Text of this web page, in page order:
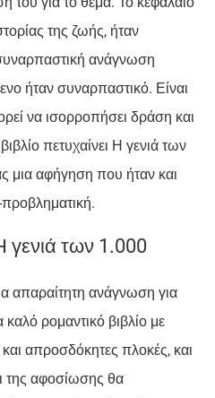
της ζωής, ήταν
ανάγνωση
ήταν συναρπαστικό. Είναι
να ισορροπήσει δράση και
πετυχαίνει Η γενιά των
μια αφήγηση που ήταν και
των 1.000
απαραίτητη ανάγνωση για
ρομαντικό βιβλίο με
απροσδόκητες πλοκές, και
της αφοσίωσης θα